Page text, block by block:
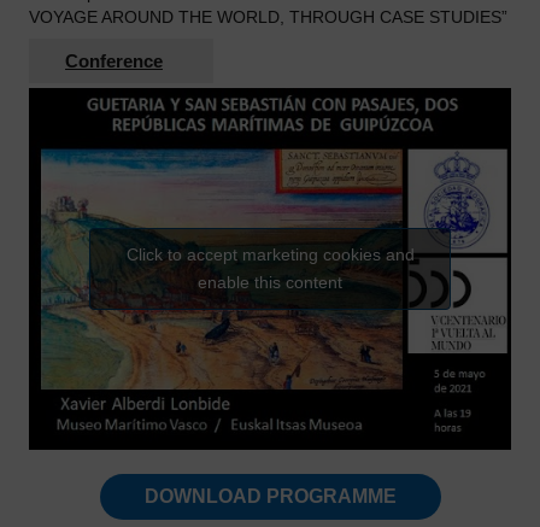
Click to accept marketing cookies and
enable this content
DOWNLOAD PROGRAMME
VOYAGE AROUND THE WORLD, THROUGH CASE STUDIES”
Conference